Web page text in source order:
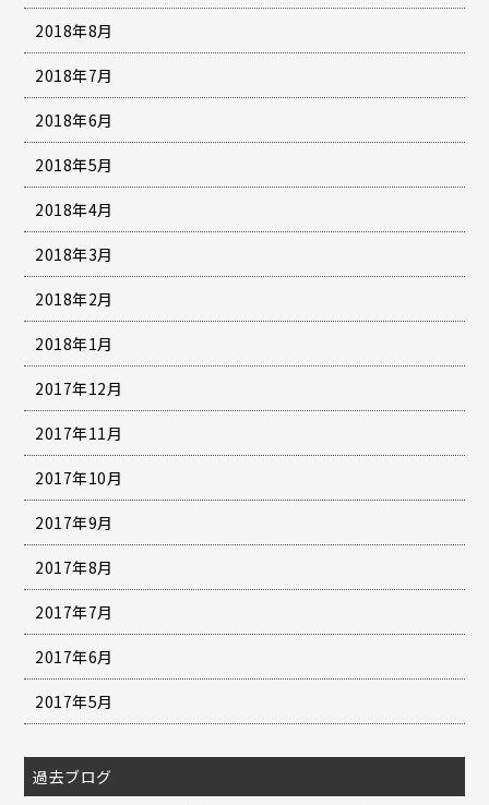
2018年8月
2018年7月
2018年6月
2018年5月
2018年4月
2018年3月
2018年2月
2018年1月
2017年12月
2017年11月
2017年10月
2017年9月
2017年8月
2017年7月
2017年6月
2017年5月
過去ブログ